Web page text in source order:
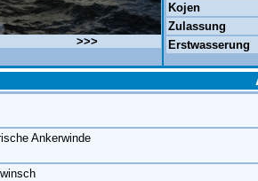
>>>
Kojen
Zulassung
Erstwasserung
Ankerwinde